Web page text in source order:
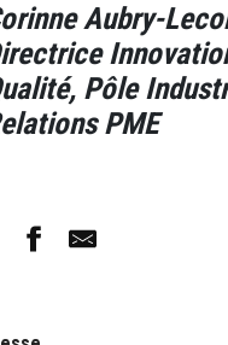
Aubry-
Pôle
PME